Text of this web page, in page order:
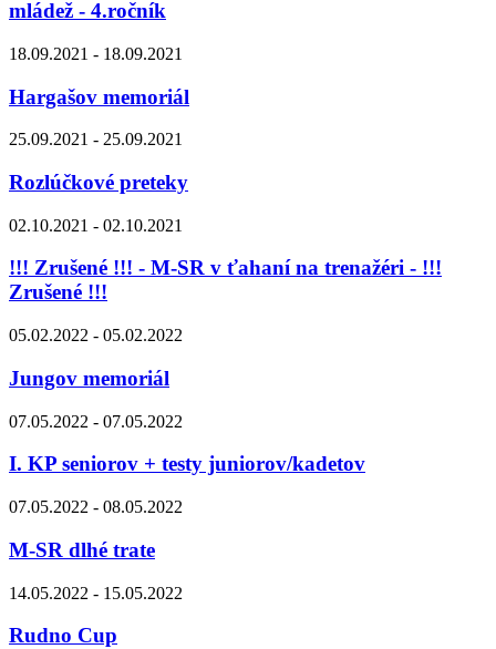
mládež - 4.ročník
18.09.2021 - 18.09.2021
Hargašov memoriál
25.09.2021 - 25.09.2021
Rozlúčkové preteky
02.10.2021 - 02.10.2021
!!! Zrušené !!! - M-SR v ťahaní na trenažéri - !!!
Zrušené !!!
05.02.2022 - 05.02.2022
Jungov memoriál
07.05.2022 - 07.05.2022
I. KP seniorov + testy juniorov/kadetov
07.05.2022 - 08.05.2022
M-SR dlhé trate
14.05.2022 - 15.05.2022
Rudno Cup